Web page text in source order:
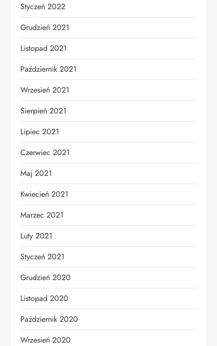
Styczeń 2022
Grudzień 2021
Listopad 2021
Październik 2021
Wrzesień 2021
Sierpień 2021
Lipiec 2021
Czerwiec 2021
Maj 2021
Kwiecień 2021
Marzec 2021
Luty 2021
Styczeń 2021
Grudzień 2020
Listopad 2020
Październik 2020
Wrzesień 2020